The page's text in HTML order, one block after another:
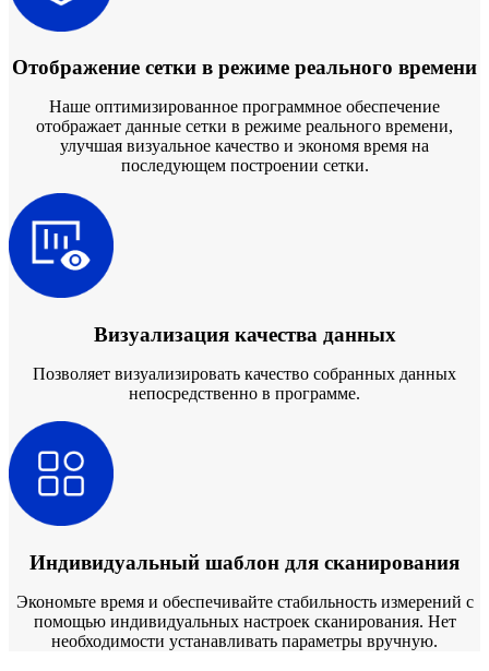
Отображение сетки в режиме реального времени
Наше оптимизированное программное обеспечение
отображает данные сетки в режиме реального времени,
улучшая визуальное качество и экономя время на
последующем построении сетки.
Визуализация качества данных
Позволяет визуализировать качество собранных данных
непосредственно в программе.
Индивидуальный шаблон для сканирования
Экономьте время и обеспечивайте стабильность измерений с
помощью индивидуальных настроек сканирования. Нет
необходимости устанавливать параметры вручную.